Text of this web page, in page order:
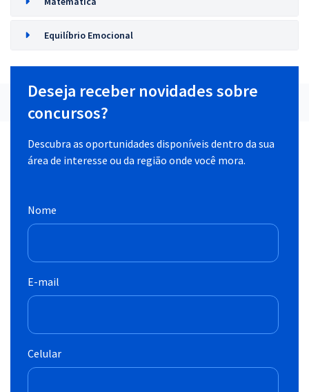
Equilíbrio Emocional
Deseja receber novidades sobre
concursos?
Descubra as oportunidades disponíveis dentro da sua
área de interesse ou da região onde você mora.
Nome
E-mail
Celular